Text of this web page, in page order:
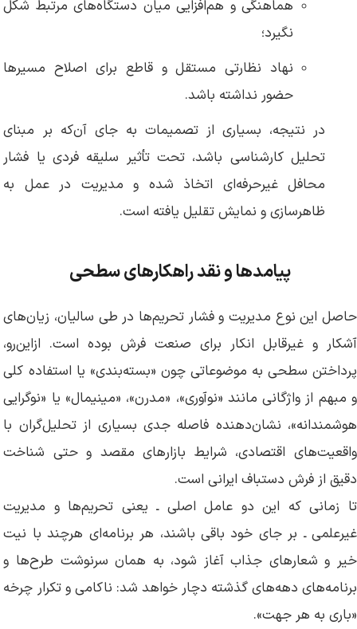
هماهنگی و هم‌افزایی میان دستگاه‌های مرتبط شکل
نگیرد؛
نهاد نظارتی مستقل و قاطع برای اصلاح مسیرها
حضور نداشته باشد.
در نتیجه، بسیاری از تصمیمات به جای آن‌که بر مبنای
تحلیل کارشناسی باشد، تحت تأثیر سلیقه فردی یا فشار
محافل غیرحرفه‌ای اتخاذ شده و مدیریت در عمل به
ظاهرسازی و نمایش تقلیل یافته است.
پیامدها و نقد راهکارهای سطحی
حاصل این نوع مدیریت و فشار تحریم‌ها در طی سالیان، زیان‌های
آشکار و غیرقابل انکار برای صنعت فرش بوده است. ازاین‌رو،
پرداختن سطحی به موضوعاتی چون «بسته‌بندی» یا استفاده کلی
و مبهم از واژگانی مانند «نوآوری»، «مدرن»، «مینیمال» یا «نوگرایی
هوشمندانه»، نشان‌دهنده فاصله جدی بسیاری از تحلیل‌گران با
واقعیت‌های اقتصادی، شرایط بازارهای مقصد و حتی شناخت
دقیق از فرش دستباف ایرانی است.
تا زمانی که این دو عامل اصلی ـ یعنی تحریم‌ها و مدیریت
غیرعلمی ـ بر جای خود باقی باشند، هر برنامه‌ای هرچند با نیت
خیر و شعارهای جذاب آغاز شود، به همان سرنوشت طرح‌ها و
برنامه‌های دهه‌های گذشته دچار خواهد شد: ناکامی و تکرار چرخه
«باری به هر جهت».